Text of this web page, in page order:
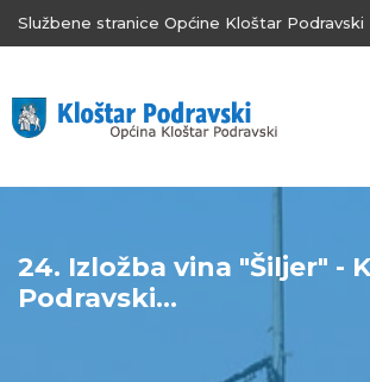
Službene stranice Općine Kloštar Podravski
24. Izložba vina "Šiljer" -
Podravski...